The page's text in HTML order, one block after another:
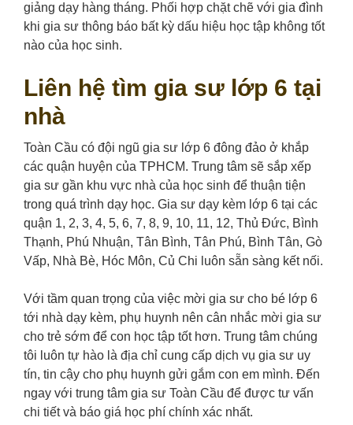
giảng dạy hàng tháng. Phối hợp chặt chẽ với gia đình
khi gia sư thông báo bất kỳ dấu hiệu học tập không tốt
nào của học sinh.
Liên hệ tìm gia sư lớp 6 tại
nhà
Toàn Cầu có đội ngũ gia sư lớp 6 đông đảo ở khắp
các quận huyện của TPHCM. Trung tâm sẽ sắp xếp
gia sư gần khu vực nhà của học sinh để thuận tiện
trong quá trình dạy học. Gia sư dạy kèm lớp 6 tại các
quận 1, 2, 3, 4, 5, 6, 7, 8, 9, 10, 11, 12, Thủ Đức, Bình
Thạnh, Phú Nhuận, Tân Bình, Tân Phú, Bình Tân, Gò
Vấp, Nhà Bè, Hóc Môn, Củ Chi luôn sẵn sàng kết nối.
Với tầm quan trọng của việc mời gia sư cho bé lớp 6
tới nhà dạy kèm, phụ huynh nên cân nhắc mời gia sư
cho trẻ sớm để con học tập tốt hơn. Trung tâm chúng
tôi luôn tự hào là địa chỉ cung cấp dịch vụ gia sư uy
tín, tin cậy cho phụ huynh gửi gắm con em mình. Đến
ngay với trung tâm gia sư Toàn Cầu để được tư vấn
chi tiết và báo giá học phí chính xác nhất.